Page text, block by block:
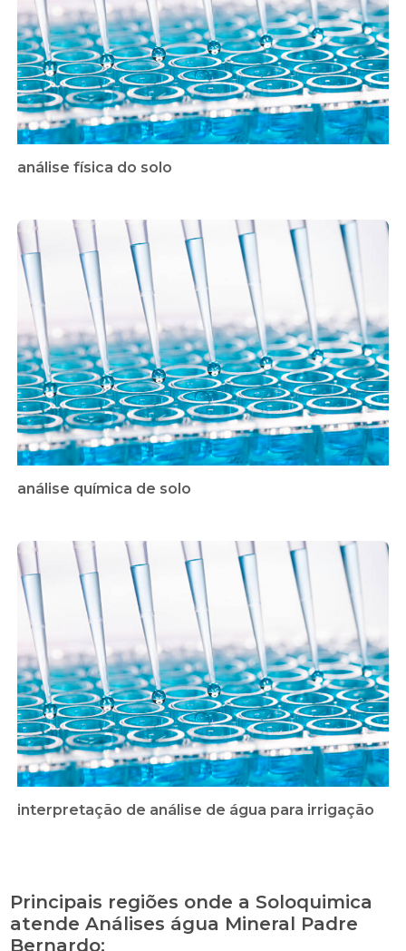
análise física do solo
análise química de solo
interpretação de análise de água para irrigação
Principais regiões onde a Soloquimica
atende Análises água Mineral Padre
Bernardo: